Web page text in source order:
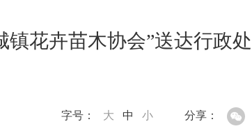
花卉苗木协会”送达行政
分享：
字号： 大 中 小